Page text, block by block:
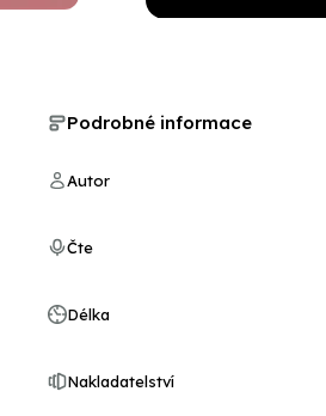
Podrobné informace
Autor
Čte
Délka
Nakladatelství